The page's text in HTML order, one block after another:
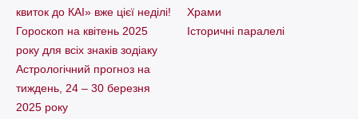
квиток до КАІ» вже цієї неділі!
Гороскоп на квітень 2025
року для всіх знаків зодіаку
Астрологічний прогноз на
тиждень, 24 – 30 березня
2025 року
Храми
Історичні паралелі